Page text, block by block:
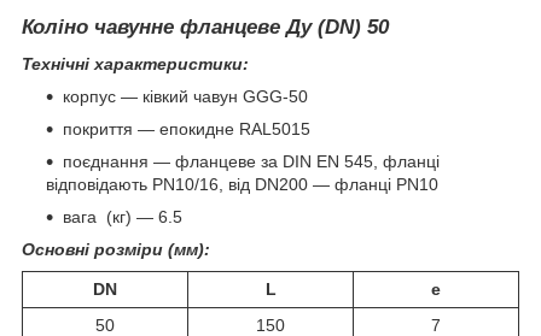
Коліно чавунне фланцеве Ду (DN) 50
Технічні характеристики:
корпус — ківкий чавун GGG-50
покриття — епокидне RAL5015
поєднання — фланцеве за DIN EN 545, фланці
відповідають PN10/16, від DN200 — фланці PN10
вага (кг) — 6.5
Основні розміри (мм):
DN L
e
50
150 7